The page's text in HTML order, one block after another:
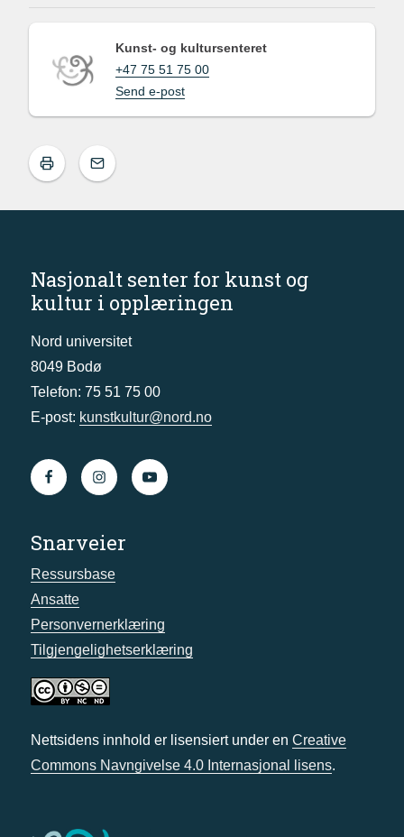
Kunst- og kultursenteret
+47 75 51 75 00
Send e-post
Nasjonalt senter for kunst og
kultur i opplæringen
Nord universitet
8049 Bodø
Telefon: 75 51 75 00
E-post: kunstkultur@nord.no
Snarveier
Ressursbase
Ansatte
Personvernerklæring
Tilgjengelighetserklæring
Nettsidens innhold er lisensiert under en Creative
Commons Navngivelse 4.0 Internasjonal lisens.